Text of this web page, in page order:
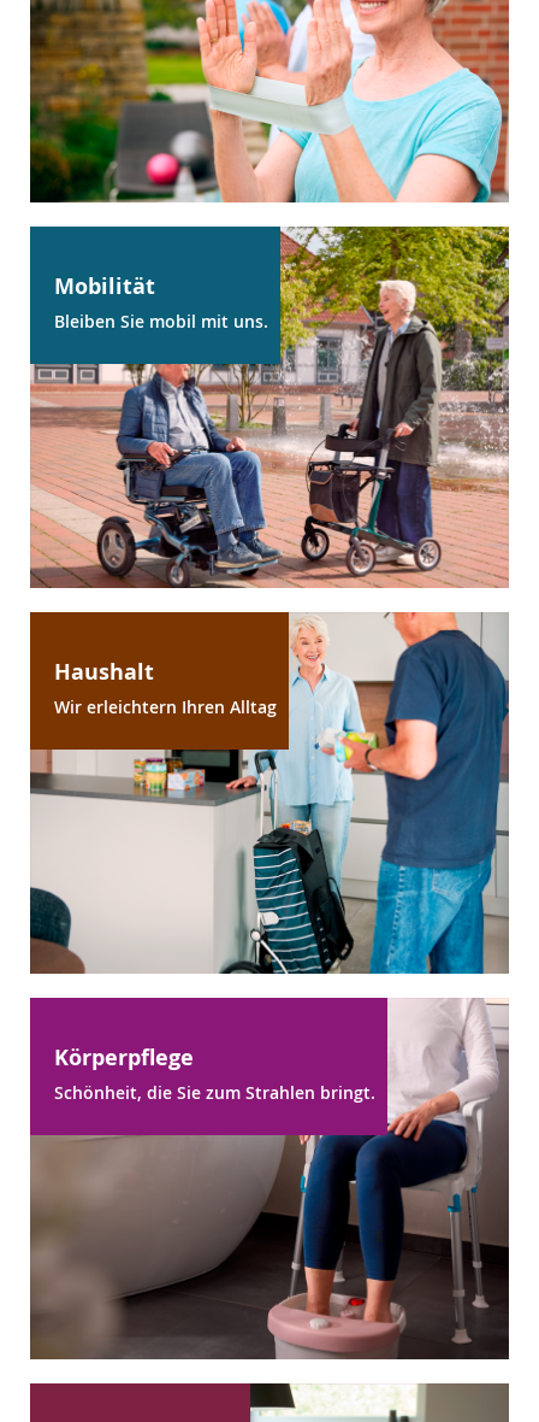
Mobilität
Bleiben Sie mobil mit uns.
Haushalt
Wir erleichtern Ihren Alltag
Körperpflege
Schönheit, die Sie zum Strahlen bringt.